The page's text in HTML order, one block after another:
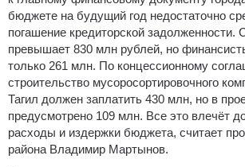
бюджете на будущий год недостаточно
погашение кредиторской задолженности.
превышает 830 млн рублей, но
только 261 млн. По концессионному
строительство мусоросортировочного
Тагил должен заплатить 430 млн, но в
предусмотрено 109 млн. Все это влечёт
расходы и издержки бюджета, считает
района Владимир Мартынов.